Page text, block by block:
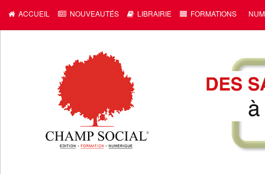
ACCUEIL NOUVEAUTÉS LIBRAIRIE FORMATIONS